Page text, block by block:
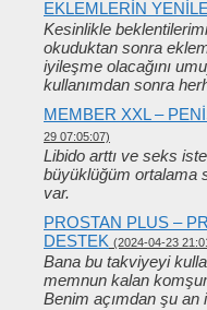
EKLEMLERIN
Kesinlikle
okuduktan sonra
iyileşme olacağını
kullanımdan sonra
MEMBER XXL –
29 07:05:07)
Libido arttı ve seks
büyüklüğüm ortalama
var.
PROSTAN PLUS –
DESTEK (2024-04-23
Bana bu takviyeyi
memnun kalan
Benim açımdan şu